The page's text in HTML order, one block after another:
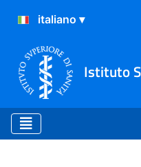
Istituto